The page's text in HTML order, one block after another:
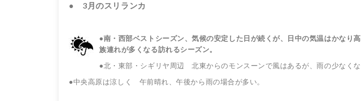
● 3月のスリランカ
●南・西部ベストシーズン、気候の安定した日が続くが、日中の気温はかなり
族連れが多くなる訪れるシーズン。
●北・東部・シギリヤ周辺 北東からのモンスーンで風はあるが、雨の少なくな
●中央高原は涼しく 午前晴れ、午後から雨の場合が多い。